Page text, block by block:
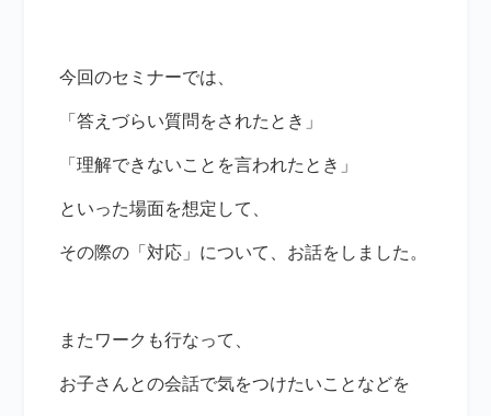
今回のセミナーでは、
「答えづらい質問をされたとき」
「理解できないことを言われたとき」
といった場面を想定して、
その際の「対応」について、お話をしました。
またワークも行なって、
お子さんとの会話で気をつけたいことなどを